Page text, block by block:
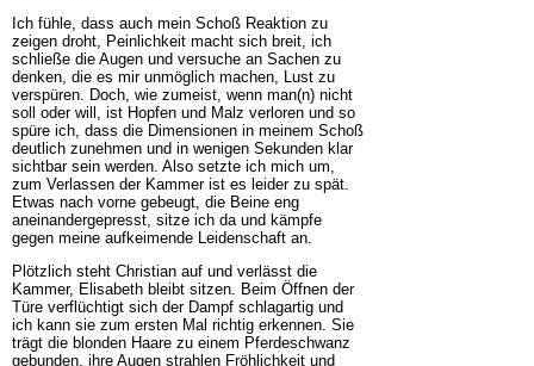
Ich fühle, dass auch mein Schoß Reaktion zu
zeigen droht, Peinlichkeit macht sich breit, ich
schließe die Augen und versuche an Sachen zu
denken, die es mir unmöglich machen, Lust zu
verspüren. Doch, wie zumeist, wenn man(n) nicht
soll oder will, ist Hopfen und Malz verloren und so
spüre ich, dass die Dimensionen in meinem Schoß
deutlich zunehmen und in wenigen Sekunden klar
sichtbar sein werden. Also setzte ich mich um,
zum Verlassen der Kammer ist es leider zu spät.
Etwas nach vorne gebeugt, die Beine eng
aneinandergepresst, sitze ich da und kämpfe
gegen meine aufkeimende Leidenschaft an.
Plötzlich steht Christian auf und verlässt die
Kammer, Elisabeth bleibt sitzen. Beim Öffnen der
Türe verflüchtigt sich der Dampf schlagartig und
ich kann sie zum ersten Mal richtig erkennen. Sie
trägt die blonden Haare zu einem Pferdeschwanz
gebunden, ihre Augen strahlen Fröhlichkeit und